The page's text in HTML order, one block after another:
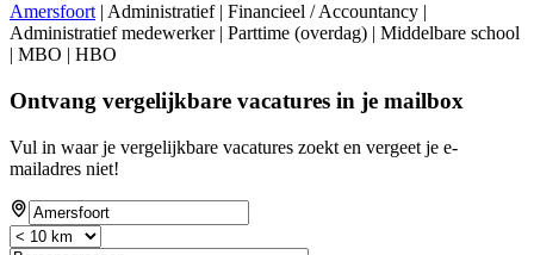
Amersfoort | Administratief | Financieel / Accountancy |
Administratief medewerker | Parttime (overdag) | Middelbare school
| MBO | HBO
Ontvang vergelijkbare vacatures in je mailbox
Vul in waar je vergelijkbare vacatures zoekt en vergeet je e-
mailadres niet!